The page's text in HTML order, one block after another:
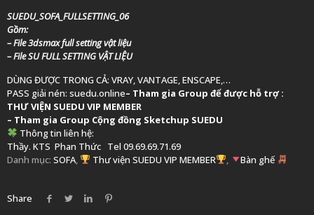
SUEDU_SOFA_FULLSETTING_06
Gồm:
– File 3dsmax full setting vật liệu
– File SU FULL SETTING VẬT LIỆU
DÙNG ĐƯỢC TRONG CẢ: VRAY, VANTAGE, ENSCAPE,…
PASS giải nén: suedu.online– Tham gia Group để được hỗ trợ :
THƯ VIỆN SUEDU VIP MEMBER
– Tham gia Group Cộng đồng Sketchup SUEDU
Thông tin liên hệ:
Thầy. KTS Phan Thức Tel 09.69.69.71.69
Danh mục: SOFA, Thư viện SUEDU VIP MEMBER , Bàn ghế
Share